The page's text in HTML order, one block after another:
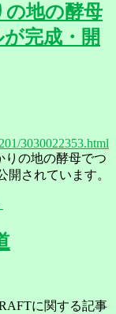
地の酵母
完成・開
3030022353.html
りの地の酵母でつ
開されています。
に関する記事